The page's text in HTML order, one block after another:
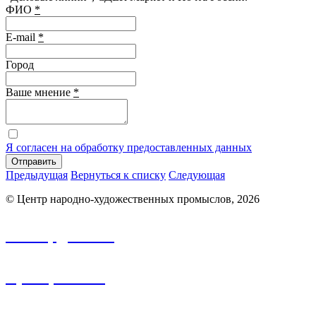
ФИО *
E-mail *
Город
Ваше мнение *
Я согласен на обработку предоставленных данных
Отправить
Предыдущая Вернуться к списку Следующая
© Центр народно-художественных промыслов, 2026